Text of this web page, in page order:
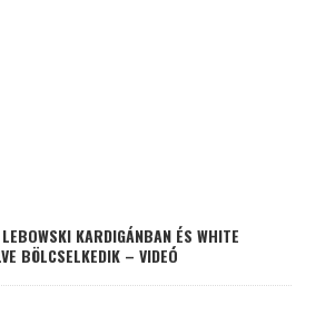
KARDIGÁNBAN ÉS WHITE
BÖLCSELKEDIK – VIDEÓ